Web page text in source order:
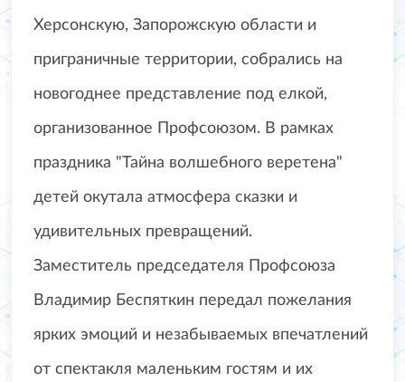
Херсонскую, Запорожскую области и
приграничные территории, собрались на
новогоднее представление под елкой,
организованное Профсоюзом. В рамках
праздника "Тайна волшебного веретена"
детей окутала атмосфера сказки и
удивительных превращений.
Заместитель председателя Профсоюза
Владимир Беспяткин передал пожелания
ярких эмоций и незабываемых впечатлений
от спектакля маленьким гостям и их